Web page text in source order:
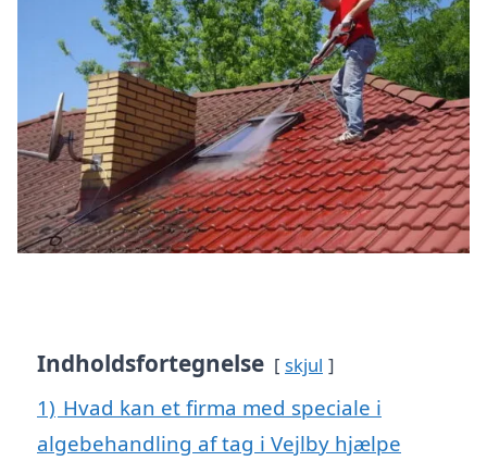
Indholdsfortegnelse skjul
1) Hvad kan et firma med speciale i
algebehandling af tag i Vejlby hjælpe